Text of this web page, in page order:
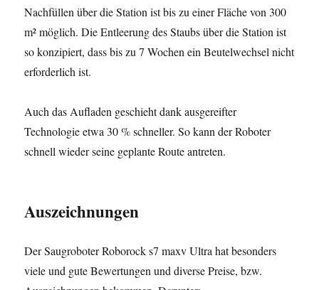
Nachfüllen über die Station ist bis zu einer Fläche von 300
m² möglich. Die Entleerung des Staubs über die Station ist
so konzipiert, dass bis zu 7 Wochen ein Beutelwechsel nicht
erforderlich ist.
Auch das Aufladen geschieht dank ausgereifter
Technologie etwa 30 % schneller. So kann der Roboter
schnell wieder seine geplante Route antreten.
Auszeichnungen
Der Saugroboter Roborock s7 maxv Ultra hat besonders
viele und gute Bewertungen und diverse Preise, bzw.